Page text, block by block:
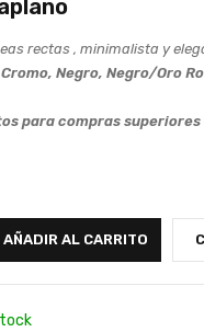
rectas , minimalista y
Negro, Negro/Oro
para compras
AÑADIR AL CARRITO